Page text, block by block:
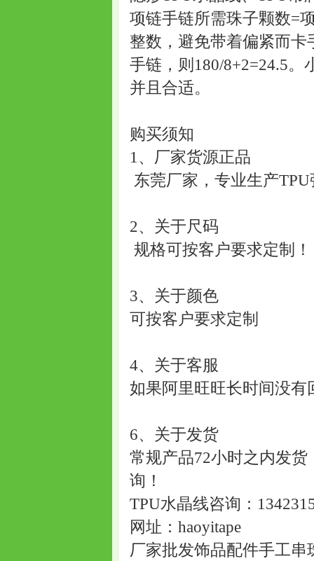
项链手链所需珠子颗数=
整数，避免带着偏紧而卡
手链，则180/8+2=24.5
并且合适。
购买须知
1、厂家货源正品
东莞厂家，专业生产
2、关于尺码
规格可按客户要求定制！
3、关于颜色
可按客户要求定制
4、关于客服
如果阿里旺旺长时间没有
6、关于发货
常规产品72小时之内发货
询！
TPU水晶线咨询：
网址：haoyitape
厂家批发饰品配件手工